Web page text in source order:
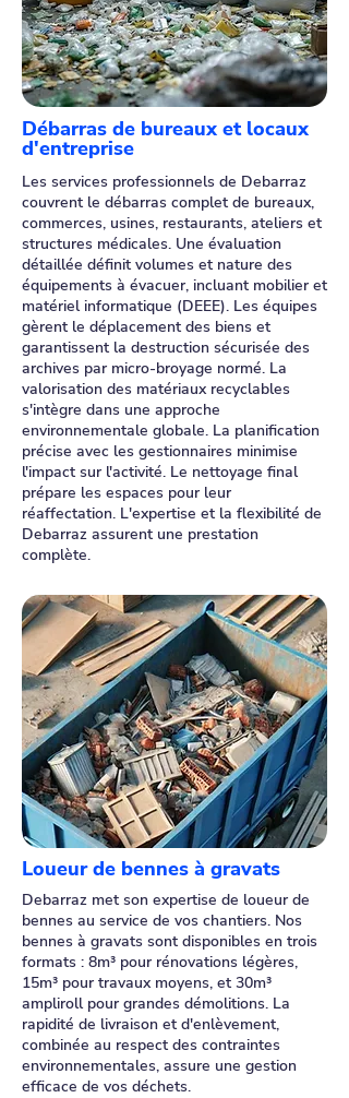
Débarras de bureaux et locaux
d'entreprise
Les services professionnels de Debarraz
couvrent le débarras complet de bureaux,
commerces, usines, restaurants, ateliers et
structures médicales. Une évaluation
détaillée définit volumes et nature des
équipements à évacuer, incluant mobilier et
matériel informatique (DEEE). Les équipes
gèrent le déplacement des biens et
garantissent la destruction sécurisée des
archives par micro-broyage normé. La
valorisation des matériaux recyclables
s'intègre dans une approche
environnementale globale. La planification
précise avec les gestionnaires minimise
l'impact sur l'activité. Le nettoyage final
prépare les espaces pour leur
réaffectation. L'expertise et la flexibilité de
Debarraz assurent une prestation
complète.
Loueur de bennes à gravats
Debarraz met son expertise de loueur de
bennes au service de vos chantiers. Nos
bennes à gravats sont disponibles en trois
formats : 8m³ pour rénovations légères,
15m³ pour travaux moyens, et 30m³
ampliroll pour grandes démolitions. La
rapidité de livraison et d'enlèvement,
combinée au respect des contraintes
environnementales, assure une gestion
efficace de vos déchets.